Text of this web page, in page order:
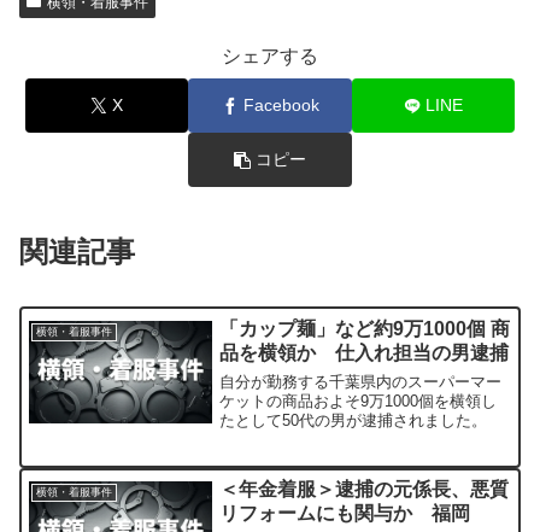
シェアする
X Facebook LINE
コピー
関連記事
横領・着服事件
「カップ麺」など約9万1000個 商
品を横領か 仕入れ担当の男逮捕
自分が勤務する千葉県内のスーパーマー
ケットの商品およそ9万1000個を横領し
たとして50代の男が逮捕されました。
横領・着服事件
＜年金着服＞逮捕の元係長、悪質
リフォームにも関与か 福岡